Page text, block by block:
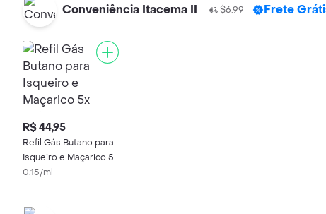
Conveniência Itacema II $6.99 Frete
R$ 44,95
Refil Gás Butano para
Isqueiro e Maçarico 5x
Refinado Volcano
0.15/ml